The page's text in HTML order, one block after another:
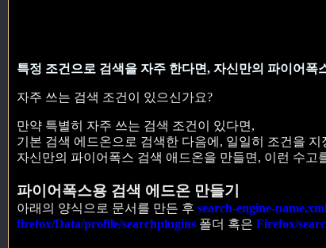
특정 조건으로 검색을 자주 한다면, 자신만의 파이어폭
자주 쓰는 검색 조건이 있으신가요?
만약 특별히 자주 쓰는 검색 조건이 있다면,
기본 검색 에드온으로 검색한 다음에, 일일히 조건을
자신만의 파이어폭스 검색 애드온을 만들면, 이런 수고
파이어폭스용 검색 에드온 만들기
아래의 양식으로 문서를 만든 후 search-engine-
firefox/Data/profile/searchplugins 폴더 혹은 Firefox/